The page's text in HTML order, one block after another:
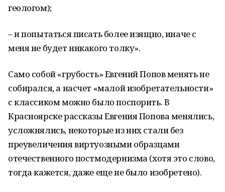
геологом);
– и попытаться писать более изящно, иначе с
меня не будет никакого толку».
Само собой «грубость» Евгений Попов менять не
собирался, а насчет «малой изобретательности»
с классиком можно было поспорить. В
Красноярске рассказы Евгения Попова менялись,
усложнялись, некоторые из них стали без
преувеличения виртуозными образцами
отечественного постмодернизма (хотя это слово,
тогда кажется, даже еще не было изобретено).